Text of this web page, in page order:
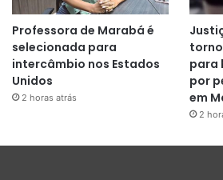
Professora de Marabá é
selecionada para
intercâmbio nos Estados
Unidos
2 horas atrás
para
por
em
2